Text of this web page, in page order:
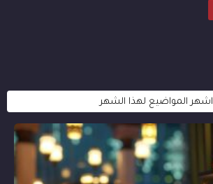
اشهر المواضيع لهذا الشهر